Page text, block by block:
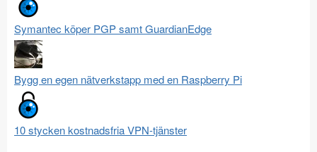
Symantec köper PGP samt GuardianEdge
Bygg en egen nätverkstapp med en Raspberry Pi
10 stycken kostnadsfria VPN-tjänster